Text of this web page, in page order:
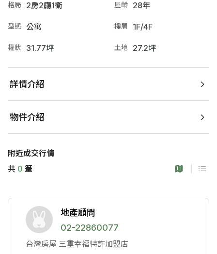
格局 2房2廳1衛 屋齡 28年
型態 公寓 樓層 1F/4F
權狀 31.77坪 土地 27.2坪
詳情介紹
物件介紹
附近成交行情
共 0 筆
地產顧問
02-22860077
台灣房屋 三重幸福特許加盟店